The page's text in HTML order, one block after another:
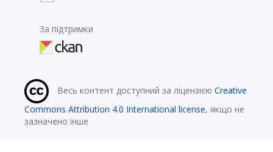
За підтримки
Весь контент доступний за ліцензією Creative
Commons Attribution 4.0 International license, якщо не
зазначено інше